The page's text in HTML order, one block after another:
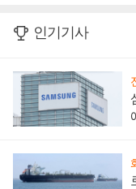
인기기사